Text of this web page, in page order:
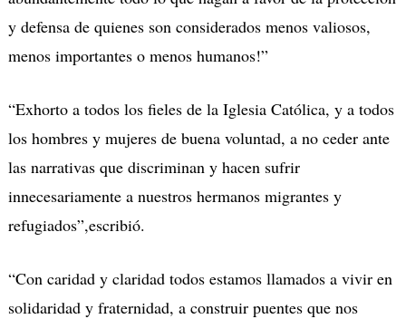
y defensa de quienes son considerados menos valiosos,
menos importantes o menos humanos!”
“Exhorto a todos los fieles de la Iglesia Católica, y a todos
los hombres y mujeres de buena voluntad, a no ceder ante
las narrativas que discriminan y hacen sufrir
innecesariamente a nuestros hermanos migrantes y
refugiados”,escribió.
“Con caridad y claridad todos estamos llamados a vivir en
solidaridad y fraternidad, a construir puentes que nos